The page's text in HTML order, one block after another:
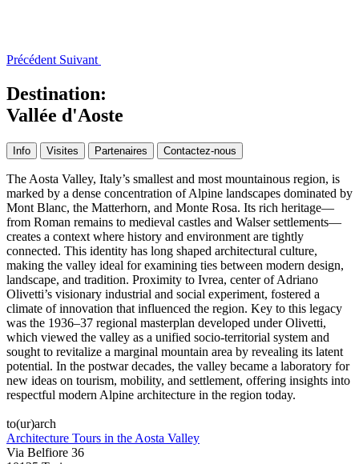
Précédent Suivant
Destination:
Vallée d'Aoste
Info Visites Partenaires Contactez-nous
The Aosta Valley, Italy’s smallest and most mountainous region, is
marked by a dense concentration of Alpine landscapes dominated by
Mont Blanc, the Matterhorn, and Monte Rosa. Its rich heritage—
from Roman remains to medieval castles and Walser settlements—
creates a context where history and environment are tightly
connected. This identity has long shaped architectural culture,
making the valley ideal for examining ties between modern design,
landscape, and tradition. Proximity to Ivrea, center of Adriano
Olivetti’s visionary industrial and social experiment, fostered a
climate of innovation that influenced the region. Key to this legacy
was the 1936–37 regional masterplan developed under Olivetti,
which viewed the valley as a unified socio-territorial system and
sought to revitalize a marginal mountain area by revealing its latent
potential. In the postwar decades, the valley became a laboratory for
new ideas on tourism, mobility, and settlement, offering insights into
respectful modern Alpine architecture in the region today.
to(ur)arch
Architecture Tours in the Aosta Valley
Via Belfiore 36